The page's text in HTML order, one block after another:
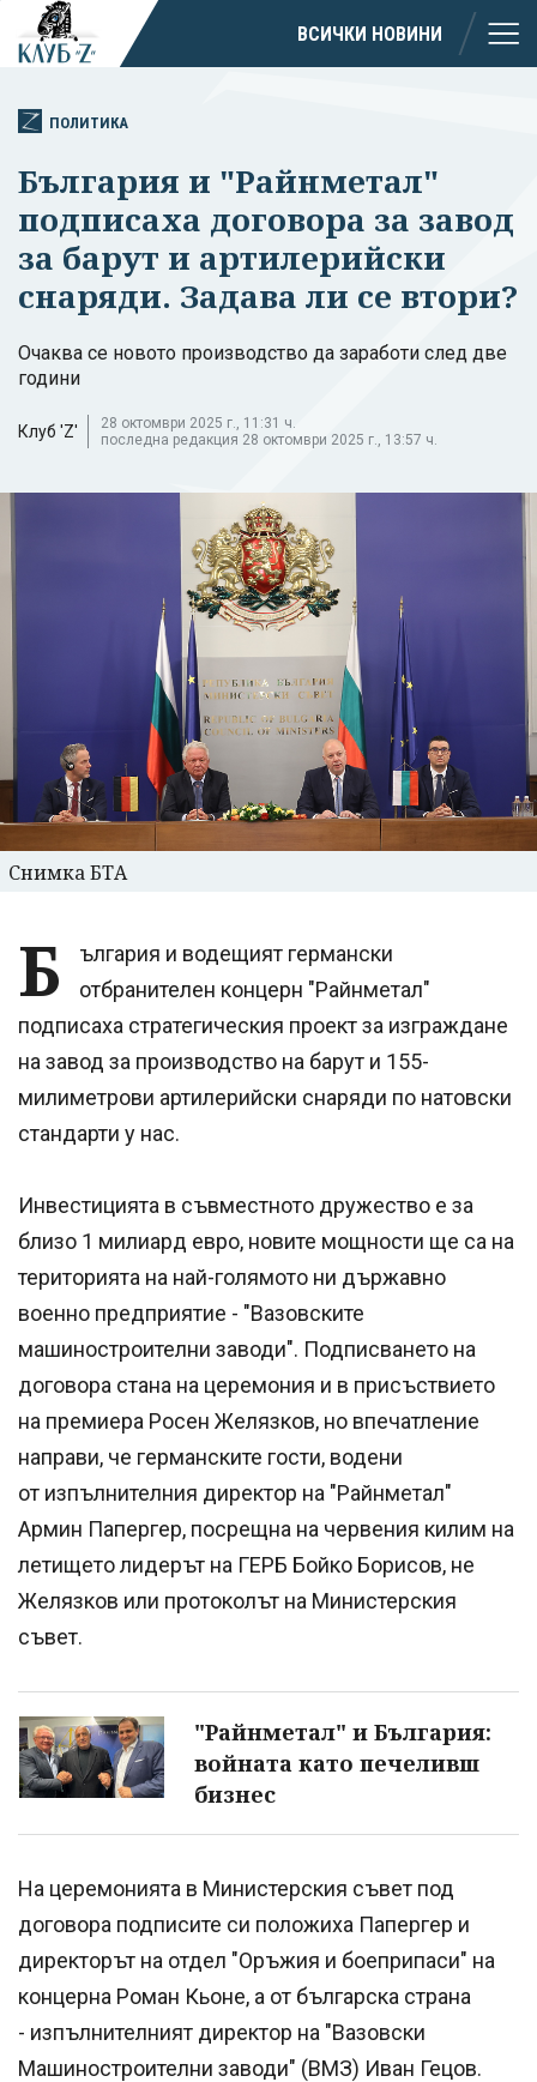
ВСИЧКИ НОВИНИ
ПОЛИТИКА
България и "Райнметал"
подписаха договора за завод
за барут и артилерийски
снаряди. Задава ли се втори?
Очаква се новото производство да заработи след две
години
Клуб 'Z'
28 октомври 2025 г., 11:31 ч.
последна редакция 28 октомври 2025 г., 13:57 ч.
Снимка БТА
Б
ългария и водещият германски
отбранителен концерн "Райнметал"
подписаха стратегическия проект за изграждане
на завод за производство на барут и 155-
милиметрови артилерийски снаряди по натовски
стандарти у нас.
Инвестицията в съвместното дружество е за
близо 1 милиард евро, новите мощности ще са на
територията на най-голямото ни държавно
военно предприятие - "Вазовските
машиностроителни заводи". Подписването на
договора стана на церемония и в присъствието
на премиера Росен Желязков, но впечатление
направи, че германските гости, водени
от изпълнителния директор на "Райнметал"
Армин Папергер, посрещна на червения килим на
летището лидерът на ГЕРБ Бойко Борисов, не
Желязков или протоколът на Министерския
съвет.
"Райнметал" и България:
войната като печеливш
бизнес
На церемонията в Министерския съвет под
договора подписите си положиха Папергер и
директорът на отдел "Оръжия и боеприпаси" на
концерна Роман Кьоне, а от българска страна
- изпълнителният директор на "Вазовски
Машиностроителни заводи" (ВМЗ) Иван Гецов.